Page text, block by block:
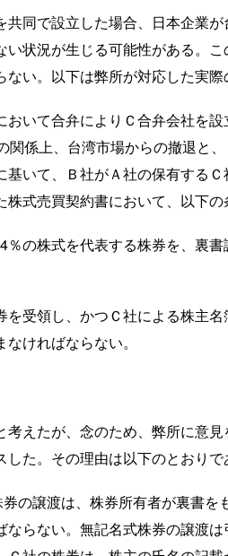
同で設立した場合、日本企業が
状況が生じる可能性がある。
い。以下は弊所が対応した実際
いて合弁によりＣ合弁会社を
係上、台湾市場からの撤退と
いて、Ｂ社がＡ社の保有する
式売買契約書において、以下の
の株式を代表する株券を、裏
を受領し、かつＣ社による株主
ければならない。
考えたが、念のため、弊所に意
た。その理由は以下のとおりで
の譲渡は、株券所有者が裏書
らない。無記名式株券の譲渡